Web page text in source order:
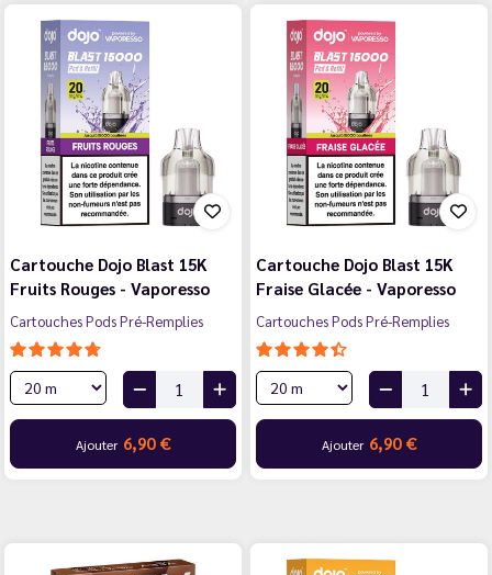
Cartouche Dojo Blast 15K
Fruits Rouges - Vaporesso
Cartouches Pods Pré-Remplies
Ajouter 6,90 €
Cartouche Dojo Blast 15K
Fraise Glacée - Vaporesso
Cartouches Pods Pré-Remplies
Ajouter 6,90 €